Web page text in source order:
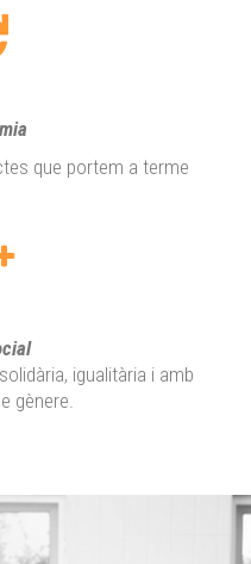
que portem a terme
igualitària i amb
gènere.